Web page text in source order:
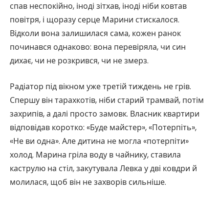
спав неспокійно, іноді зітхав, іноді ніби ковтав
повітря, і щоразу серце Марини стискалося.
Відколи вона залишилася сама, кожен ранок
починався однаково: вона перевіряла, чи син
дихає, чи не розкрився, чи не змерз.
Радіатор під вікном уже третій тиждень не грів.
Спершу він тарахкотів, ніби старий трамвай, потім
захрипів, а далі просто замовк. Власник квартири
відповідав коротко: «Буде майстер», «Потерпіть»,
«Не ви одна». Але дитина не могла «потерпіти»
холод. Марина гріла воду в чайнику, ставила
каструлю на стіл, закутувала Левка у дві ковдри й
молилася, щоб він не захворів сильніше.